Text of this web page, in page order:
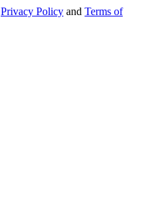
Privacy Policy and Terms of